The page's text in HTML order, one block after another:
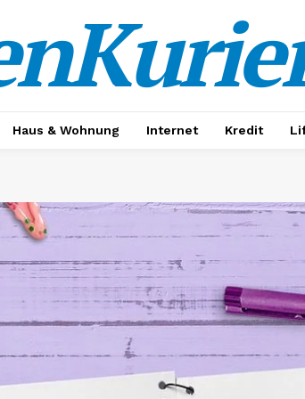
Haus & Wohnung Internet Kredit